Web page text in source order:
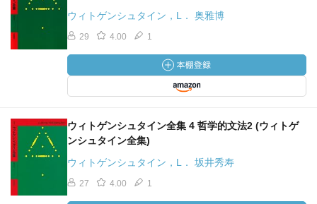
ウィトゲンシュタイン，L． 奥雅博
29 4.00 1
ウィトゲンシュタイン全集 4 哲学的文法2 (ウィトゲ
ンシュタイン全集)
ウィトゲンシュタイン，L． 坂井秀寿
27 4.00 1